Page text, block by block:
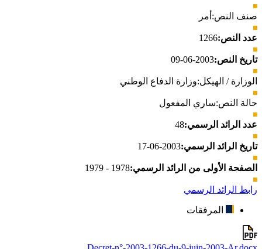
صنف النص: أمر
عدد النص:1266
تاريخ النص:2003-06-09
الوزارة / الهيكل:وزارة الدفاع الوطني
حالة النص:ساري المفعول
عدد الرائد الرسمي:48
تاريخ الرائد الرسمي:2003-06-17
الصفحة الأولى من الرائد الرسمي:1978 - 1979
رابط الرائد الرسمي
المرفقات